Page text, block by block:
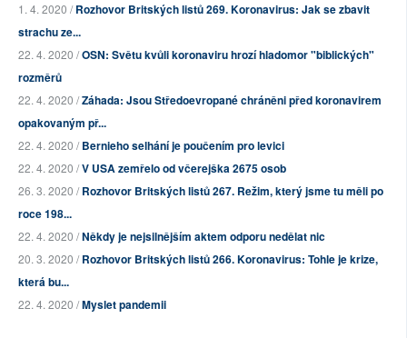
1. 4. 2020 /Rozhovor Britských listů 269. Koronavirus: Jak se zbavit
strachu ze...
22. 4. 2020 /OSN: Světu kvůli koronaviru hrozí hladomor "biblických"
rozměrů
22. 4. 2020 /Záhada: Jsou Středoevropané chráněni před koronavirem
opakovaným př...
22. 4. 2020 /Bernieho selhání je poučením pro levici
22. 4. 2020 /V USA zemřelo od včerejška 2675 osob
26. 3. 2020 /Rozhovor Britských listů 267. Režim, který jsme tu měli po
roce 198...
22. 4. 2020 /Někdy je nejsilnějším aktem odporu nedělat nic
20. 3. 2020 /Rozhovor Britských listů 266. Koronavirus: Tohle je krize,
která bu...
22. 4. 2020 /Myslet pandemii